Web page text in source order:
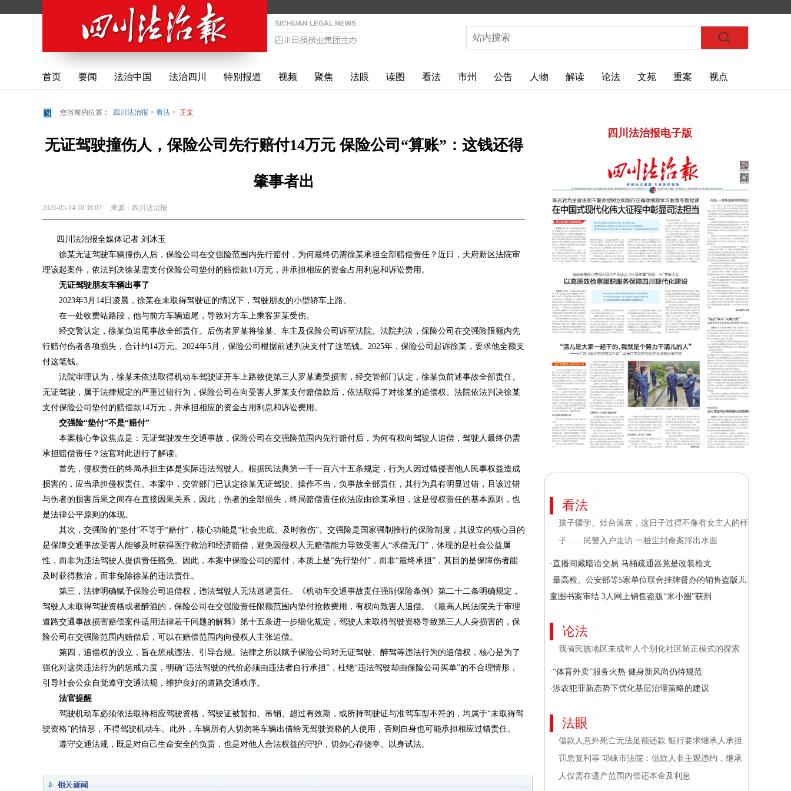
首页 要闻 法治中国 法治四川 特别报道 视频 聚焦 法眼 读图 看法 市州 公告 人物 解读 论法 文苑 重案 视点
您当前的位置： 四川法治报 > 看法 > 正文
无证驾驶撞伤人，保险公司先行赔付14万元 保险公司“算账”：这钱还得
肇事者出
2026-05-14 10:38:07 来源： 四川法治报
四川法治报全媒体记者 刘冰玉
徐某无证驾驶车辆撞伤人后，保险公司在交强险范围内先行赔付，为何最终仍需徐某承担全部赔偿责任？近日，天府新区法院审
理该起案件，依法判决徐某需支付保险公司垫付的赔偿款14万元，并承担相应的资金占用利息和诉讼费用。
无证驾驶朋友车辆出事了
2023年3月14日凌晨，徐某在未取得驾驶证的情况下，驾驶朋友的小型轿车上路。
在一处收费站路段，他与前方车辆追尾，导致对方车上乘客罗某受伤。
经交警认定，徐某负追尾事故全部责任。后伤者罗某将徐某、车主及保险公司诉至法院。法院判决，保险公司在交强险限额内先
行赔付伤者各项损失，合计约14万元。2024年5月，保险公司根据前述判决支付了这笔钱。2025年，保险公司起诉徐某，要求他全额支
付这笔钱。
法院审理认为，徐某未依法取得机动车驾驶证开车上路致使第三人罗某遭受损害，经交管部门认定，徐某负前述事故全部责任。
无证驾驶，属于法律规定的严重过错行为，保险公司在向受害人罗某支付赔偿款后，依法取得了对徐某的追偿权。法院依法判决徐某
支付保险公司垫付的赔偿款14万元，并承担相应的资金占用利息和诉讼费用。
交强险“垫付”不是“赔付”
本案核心争议焦点是：无证驾驶发生交通事故，保险公司在交强险范围内先行赔付后，为何有权向驾驶人追偿，驾驶人最终仍需
承担赔偿责任？法官对此进行了解读。
首先，侵权责任的终局承担主体是实际违法驾驶人。根据民法典第一千一百六十五条规定，行为人因过错侵害他人民事权益造成
损害的，应当承担侵权责任。本案中，交管部门已认定徐某无证驾驶、操作不当，负事故全部责任，其行为具有明显过错，且该过错
与伤者的损害后果之间存在直接因果关系，因此，伤者的全部损失，终局赔偿责任依法应由徐某承担，这是侵权责任的基本原则，也
是法律公平原则的体现。
其次，交强险的“垫付”不等于“赔付”，核心功能是“社会兜底、及时救伤”。交强险是国家强制推行的保险制度，其设立的核心目的
是保障交通事故受害人能够及时获得医疗救治和经济赔偿，避免因侵权人无赔偿能力导致受害人“求偿无门”，体现的是社会公益属
性，而非为违法驾驶人提供责任豁免。因此，本案中保险公司的赔付，本质上是“先行垫付”，而非“最终承担”，其目的是保障伤者能
及时获得救治，而非免除徐某的违法责任。
第三，法律明确赋予保险公司追偿权，违法驾驶人无法逃避责任。《机动车交通事故责任强制保险条例》第二十二条明确规定，
驾驶人未取得驾驶资格或者醉酒的，保险公司在交强险责任限额范围内垫付抢救费用，有权向致害人追偿。《最高人民法院关于审理
道路交通事故损害赔偿案件适用法律若干问题的解释》第十五条进一步细化规定，驾驶人未取得驾驶资格导致第三人人身损害的，保
险公司在交强险范围内赔偿后，可以在赔偿范围内向侵权人主张追偿。
第四，追偿权的设立，旨在惩戒违法、引导合规。法律之所以赋予保险公司对无证驾驶、醉驾等违法行为的追偿权，核心是为了
强化对这类违法行为的惩戒力度，明确“违法驾驶的代价必须由违法者自行承担”，杜绝“违法驾驶却由保险公司买单”的不合理情形，
引导社会公众自觉遵守交通法规，维护良好的道路交通秩序。
法官提醒
驾驶机动车必须依法取得相应驾驶资格，驾驶证被暂扣、吊销、超过有效期，或所持驾驶证与准驾车型不符的，均属于“未取得驾
驶资格”的情形，不得驾驶机动车。此外，车辆所有人切勿将车辆出借给无驾驶资格的人使用，否则自身也可能承担相应过错责任。
遵守交通法规，既是对自己生命安全的负责，也是对他人合法权益的守护，切勿心存侥幸、以身试法。
四川法治报电子版
看法
孩子辍学、灶台落灰，这日子过得不像有女主人的样
子……民警入户走访 一桩尘封命案浮出水面
·直播间藏暗语交易 马桶疏通器竟是改装枪支
·最高检、公安部等5家单位联合挂牌督办的销售盗版儿
童图书案审结 3人网上销售盗版“米小圈”获刑
论法
我省民族地区未成年人个别化社区矫正模式的探索
·“体育外卖”服务火热 健身新风尚仍待规范
·涉农犯罪新态势下优化基层治理策略的建议
法眼
借款人意外死亡无法足额还款 银行要求继承人承担
罚息复利等 邛崃市法院：借款人非主观违约，继承
人仅需在遗产范围内偿还本金及利息